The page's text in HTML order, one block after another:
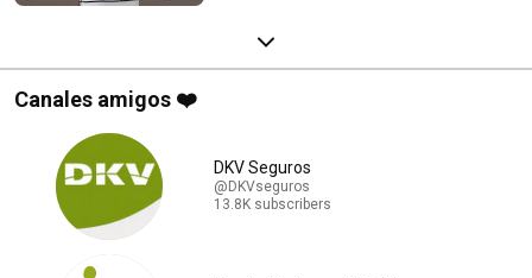
Canales amigos ❤️
DKV Seguros
@DKVseguros
13.8K subscribers